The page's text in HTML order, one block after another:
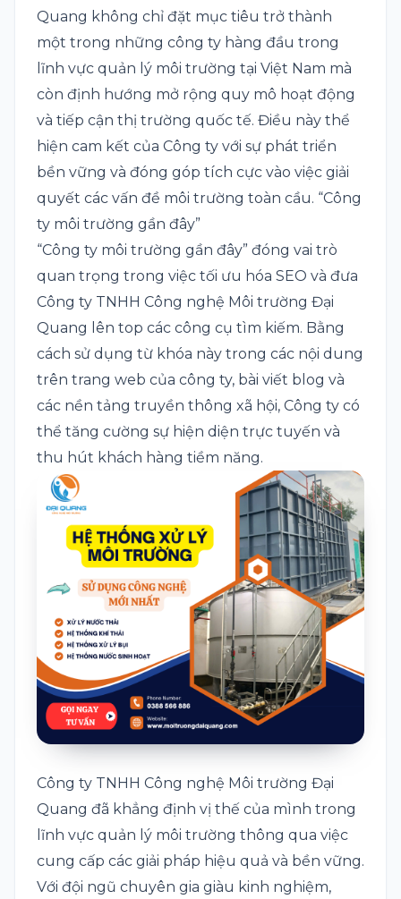
Quang không chỉ đặt mục tiêu trở thành
một trong những công ty hàng đầu trong
lĩnh vực quản lý môi trường tại Việt Nam mà
còn định hướng mở rộng quy mô hoạt động
và tiếp cận thị trường quốc tế. Điều này thể
hiện cam kết của Công ty với sự phát triển
bền vững và đóng góp tích cực vào việc giải
quyết các vấn đề môi trường toàn cầu. “Công
ty môi trường gần đây”
“Công ty môi trường gần đây” đóng vai trò
quan trọng trong việc tối ưu hóa SEO và đưa
Công ty TNHH Công nghệ Môi trường Đại
Quang lên top các công cụ tìm kiếm. Bằng
cách sử dụng từ khóa này trong các nội dung
trên trang web của công ty, bài viết blog và
các nền tảng truyền thông xã hội, Công ty có
thể tăng cường sự hiện diện trực tuyến và
thu hút khách hàng tiềm năng.
Công ty TNHH Công nghệ Môi trường Đại
Quang đã khẳng định vị thế của mình trong
lĩnh vực quản lý môi trường thông qua việc
cung cấp các giải pháp hiệu quả và bền vững.
Với đội ngũ chuyên gia giàu kinh nghiệm,